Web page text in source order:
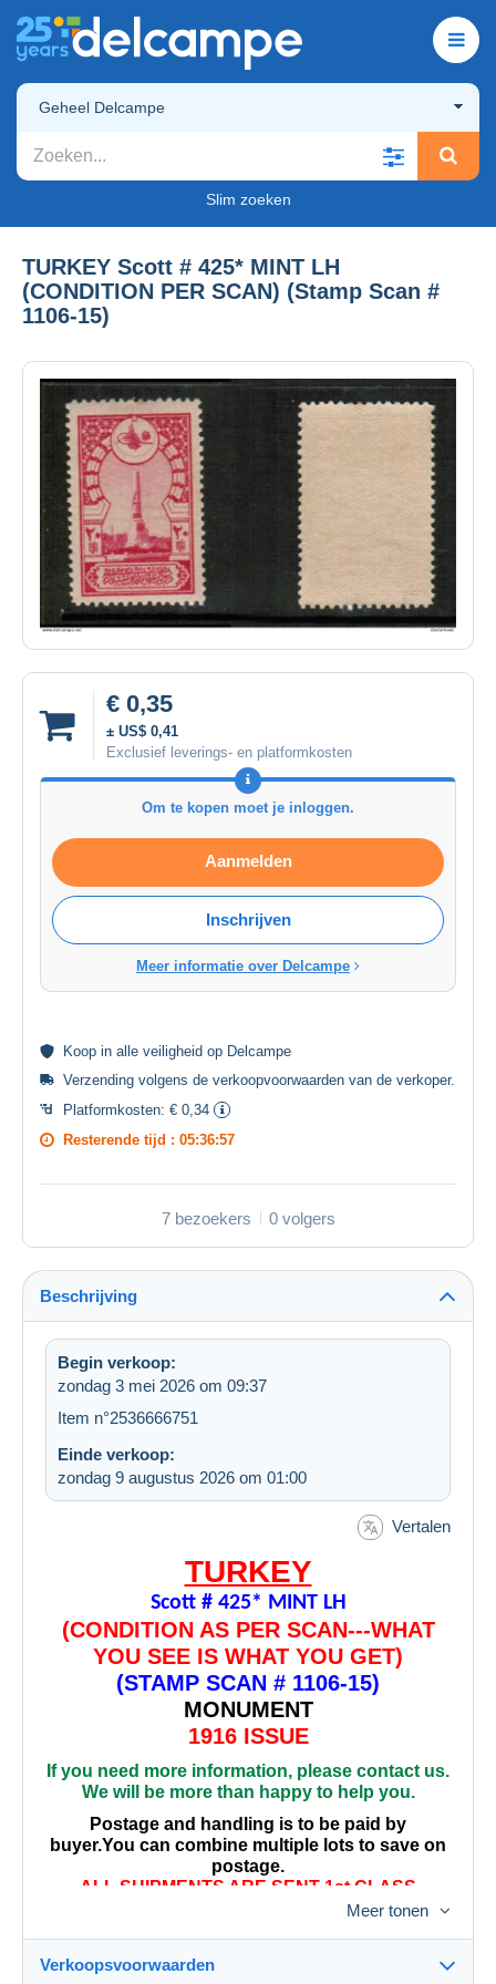
Geheel Delcampe
Slim zoeken
TURKEY Scott # 425* MINT LH
(CONDITION PER SCAN) (Stamp Scan #
1106-15)
€ 0,35
± US$ 0,41
Exclusief leverings- en platformkosten
Om te kopen moet je inloggen.
Aanmelden
Inschrijven
Meer informatie over Delcampe
Koop in alle veiligheid op Delcampe
Verzending volgens de verkoopvoorwaarden van de verkoper.
Platformkosten: € 0,34
Resterende tijd : 05:36:57
7 bezoekers 0 volgers
Beschrijving
Begin verkoop:
zondag 3 mei 2026 om 09:37
Item n°2536666751
Einde verkoop:
zondag 9 augustus 2026 om 01:00
Vertalen
TURKEY
Scott # 425* MINT LH
(CONDITION AS PER SCAN---WHAT
YOU SEE IS WHAT YOU GET)
(STAMP SCAN # 1106-15)
MONUMENT
1916 ISSUE
If you need more information, please contact us.
We will be more than happy to help you.
Postage and handling is to be paid by
buyer.You can combine multiple lots to save on
postage.
ALL SHIPMENTS ARE SENT 1st CLASS
PLEASE WAIT FOR INVOICE BEFORE PAYING
Meer tonen
Verkoopsvoorwaarden